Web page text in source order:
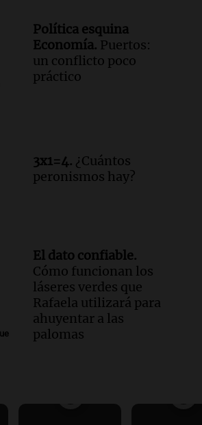
Política esquina
Economía. Puertos:
un conflicto poco
práctico
3x1=4. ¿Cuántos
peronismos hay?
El dato confiable.
Cómo funcionan los
láseres verdes que
Rafaela utilizará para
ahuyentar a las
palomas